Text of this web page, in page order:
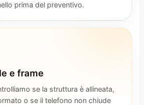
prima del preventivo.
e frame
se la struttura è allineata,
o se il telefono non chiude